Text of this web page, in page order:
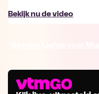
Bekijk nu de video